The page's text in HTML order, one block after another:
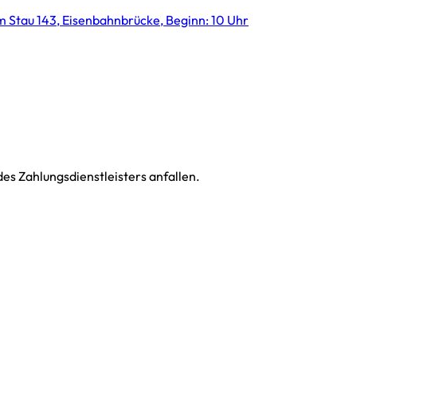
143, Eisenbahnbrücke, Beginn: 10 Uhr
Zahlungsdienstleisters anfallen.